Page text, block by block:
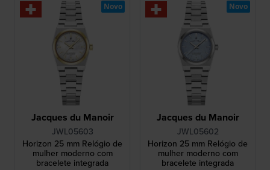
Jacques du Manoir
JWL05603
Horizon 25 mm Relógio de
mulher moderno com
bracelete integrada
Novo
Jacques du Manoir
JWL05602
Horizon 25 mm Relógio de
mulher moderno com
bracelete integrada
Novo